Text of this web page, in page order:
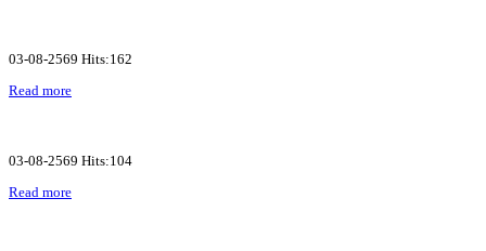
03-08-2569 Hits:162
Read more
03-08-2569 Hits:104
Read more